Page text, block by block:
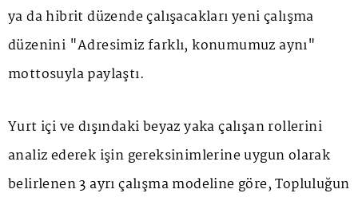
ya da hibrit düzende çalışacakları yeni çalışma
düzenini "Adresimiz farklı, konumumuz aynı"
mottosuyla paylaştı.
Yurt içi ve dışındaki beyaz yaka çalışan rollerini
analiz ederek işin gereksinimlerine uygun olarak
belirlenen 3 ayrı çalışma modeline göre, Topluluğun